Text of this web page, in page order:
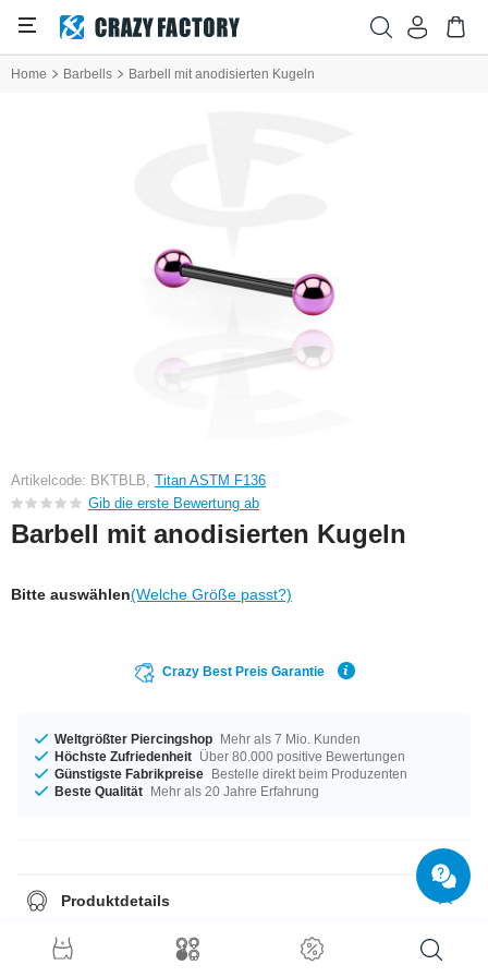
Home Barbells Barbell mit anodisierten Kugeln
Artikelcode: BKTBLB, Titan ASTM F136
Gib die erste Bewertung ab
Barbell mit anodisierten Kugeln
Bitte auswählen(Welche Größe passt?)
Crazy Best Preis Garantie
Weltgrößter Piercingshop Mehr als 7 Mio. Kunden
Höchste Zufriedenheit Über 80.000 positive Bewertungen
Günstigste Fabrikpreise Bestelle direkt beim Produzenten
Beste Qualität Mehr als 20 Jahre Erfahrung
Produktdetails
oder klein, das entscheidest du allein – verfügbar in der Länge 6 mm bis
22 mm. Wähle die passende Kugel für deinen Style, wir haben 2,0 mm bis